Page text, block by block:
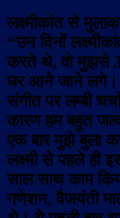
लक्ष्मीकांत से
“उन दिनों
करते थे, वो मुझसे
घर आने जाने
संगीत पर लम्बी
कारण हम बहुत
एक बार मुझे बुला
लक्ष्मी से पहले ही
साल साथ काम
गणेशन, वैजयंती